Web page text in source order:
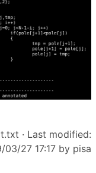
· Last modified:
03/27 17:17 by pisa